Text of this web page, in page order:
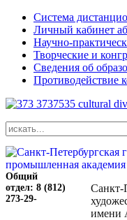
Система
Личный кабинет
Научно-
Творческие и
Сведения об
Противодействие
Санкт-
имени
Общий
отдел: 8 (812)
273-29-